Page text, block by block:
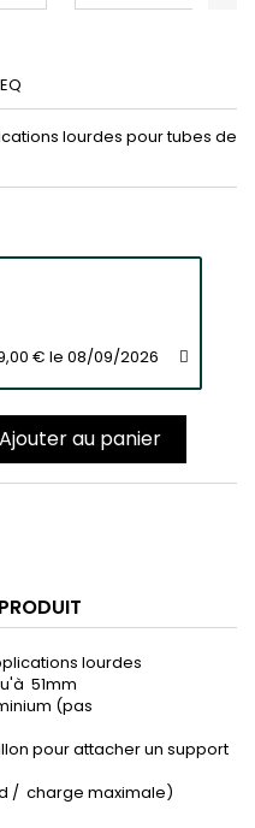
lourdes pour tubes de
€ le 08/09/2026
Ajouter au panier
lourdes
51mm
(pas
pour attacher un support
/ charge maximale)